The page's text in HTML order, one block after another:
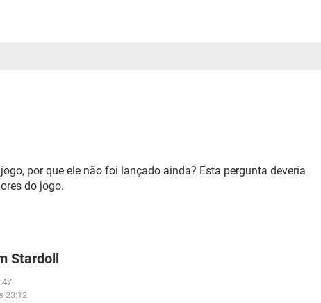
por que ele não foi lançado ainda? Esta pergunta deveria
do jogo.
Stardoll
23:12